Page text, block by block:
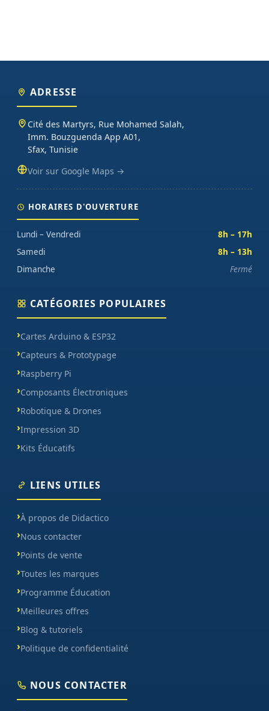
ADRESSE
Cité des Martyrs, Rue Mohamed Salah,
Imm. Bouzguenda App A01,
Sfax, Tunisie
Voir sur Google Maps →
HORAIRES D'OUVERTURE
Lundi – Vendredi
8h – 17h
Samedi
8h – 13h
Dimanche
Fermé
CATÉGORIES POPULAIRES
Cartes Arduino & ESP32
Capteurs & Prototypage
Raspberry Pi
Composants Électroniques
Robotique & Drones
Impression 3D
Kits Éducatifs
LIENS UTILES
À propos de Didactico
Nous contacter
Points de vente
Toutes les marques
Programme Éducation
Meilleures offres
Blog & tutoriels
Politique de confidentialité
NOUS CONTACTER